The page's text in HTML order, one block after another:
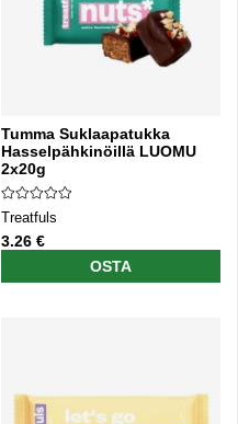
Tumma Suklaapatukka
Hasselpähkinöillä LUOMU
2x20g
Treatfuls
3.26 €
OSTA